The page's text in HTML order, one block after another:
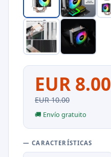
EUR 8.00
EUR 10.00
🚚 Envío gratuito
— CARACTERÍSTICAS